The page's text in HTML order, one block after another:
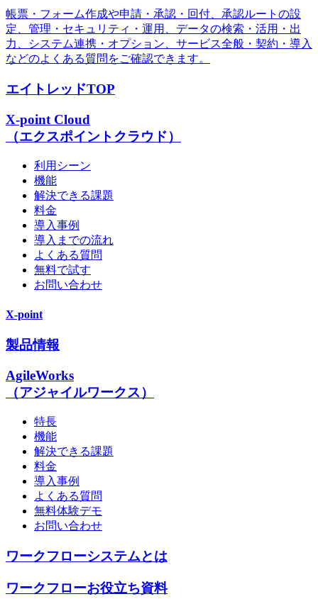
帳票・フォーム作成や申請・承認・回付、承認ルートの設
定、管理・セキュリティ・運用、データの検索・活用・出
力、システム連携・オプション、サービス全般・契約・導入
などのよくある質問をご確認できます。
エイトレッドTOP
X-point Cloud
（エクスポイントクラウド）
利用シーン
機能
解決できる課題
料金
導入事例
導入までの流れ
よくある質問
無料で試す
お問い合わせ
X-point
製品情報
AgileWorks
（アジャイルワークス）
特長
機能
解決できる課題
料金
導入事例
よくある質問
無料体験デモ
お問い合わせ
ワークフローシステムとは
ワークフローお役立ち資料